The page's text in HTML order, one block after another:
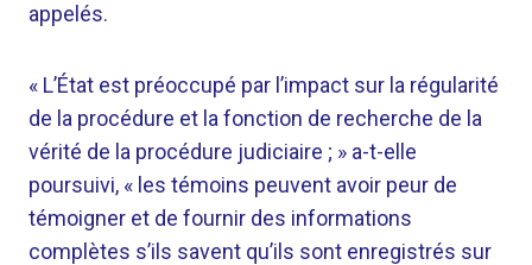
appelés.
« L’État est préoccupé par l’impact sur la régularité
de la procédure et la fonction de recherche de la
vérité de la procédure judiciaire ; » a-t-elle
poursuivi, « les témoins peuvent avoir peur de
témoigner et de fournir des informations
complètes s’ils savent qu’ils sont enregistrés sur